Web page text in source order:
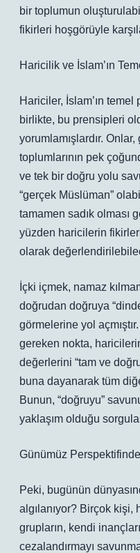
bir toplumun
fikirleri hoşgörüyle
Haricilik ve İslam’ın
Hariciler, İslam’ın
birlikte, bu prensipleri
yorumlamışlardır.
toplumlarının pek
ve tek bir doğru yolu
“gerçek Müslüman”
tamamen sadık olması
yüzden haricilerin
olarak
İçki içmek, namaz
doğrudan doğruya
görmelerine yol
gereken nokta,
değerlerini “tam ve
buna dayanarak tüm
Bunun, “doğruyu”
yaklaşım olduğu
Günümüz
Peki, bugünün
algılanıyor? Birçok
grupların, kendi
cezalandırmayı